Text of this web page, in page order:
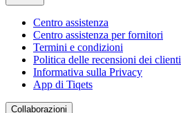
Centro assistenza
Centro assistenza per fornitori
Termini e condizioni
Politica delle recensioni dei clienti
Informativa sulla Privacy
App di Tiqets
Collaborazioni